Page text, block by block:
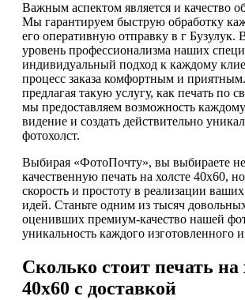
Важным аспектом является и качество
Мы гарантируем быструю обработку
его оперативную отправку в г Бузулук.
уровень профессионализма наших
индивидуальный подход к каждому
процесс заказа комфортным и
предлагая такую услугу, как печать по
мы предоставляем возможность
видение и создать действительно
фотохолст.
Выбирая «ФотоПочту», вы выбираете не
качественную печать на холсте 40х60,
скорость и простоту в реализации
идей. Станьте одним из тысяч
оценивших премиум-качество нашей
уникальность каждого изготовленного
Сколько стоит печать на
40х60 с доставкой